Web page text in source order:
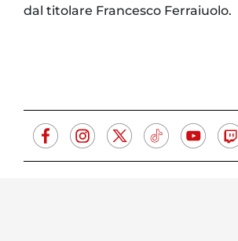
dal titolare Francesco Ferraiuolo.